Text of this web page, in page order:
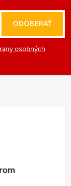
osobných
ODOBERAŤ